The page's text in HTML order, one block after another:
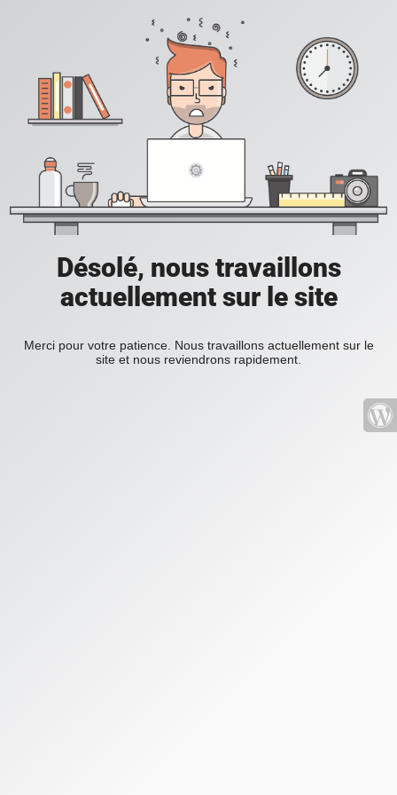
Désolé, nous travaillons
actuellement sur le site
Merci pour votre patience. Nous travaillons actuellement sur le
site et nous reviendrons rapidement.